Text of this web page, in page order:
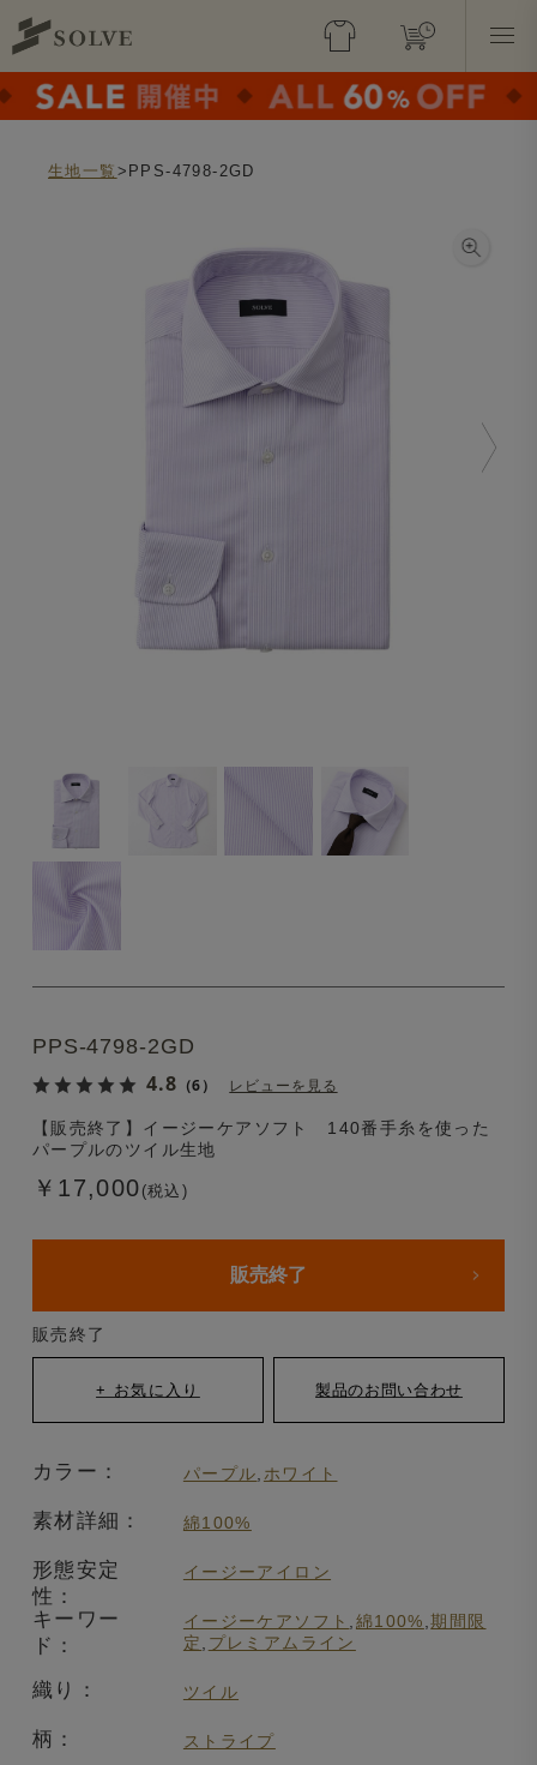
生地一覧 >PPS-4798-2GD
PPS-4798-2GD
4.8 （6） レビューを見る
【販売終了】イージーケアソフト 140番手糸を使った
パープルのツイル生地
￥17,000 (税込)
販売終了
販売終了
カラー： パープル ホワイト
素材詳細： 綿100%
形態安定
性：
イージーアイロン
キーワー
ド：
イージーケアソフト 綿100% ,期間限
定 プレミアムライン
織り： ツイル
柄： ストライプ